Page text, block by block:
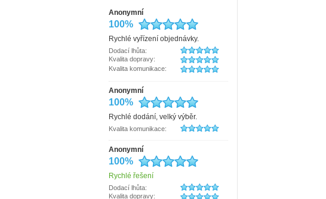
Camel Active
Cappelletti
CATERPILLAR
CHARM LONDON
Charmel
Collonil
Coocazoo
COOL
Cosset
Česká výroba
d&n
debbi
derby
dn-lederwaren
Doba ledová
Doppler
DUP
Elega
ENRICO BENETTI
Anonymní
100%
Rychlé vyřízení objednávky.
Dodací lhůta:
Kvalita dopravy:
Kvalita komunikace:
Anonymní
100%
Rychlé dodání, velký výběr.
Kvalita komunikace:
Anonymní
100%
Rychlé řešení
Dodací lhůta:
Kvalita dopravy: